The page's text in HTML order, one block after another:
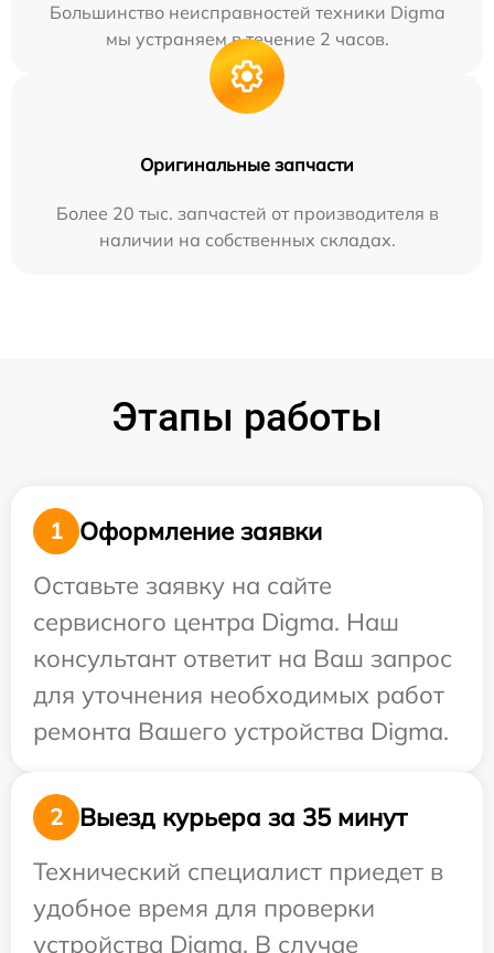
Большинство неисправностей техники Digma
мы устраняем в течение 2 часов.
Оригинальные запчасти
Более 20 тыс. запчастей от производителя в
наличии на собственных складах.
Этапы работы
1
Оформление заявки
Оставьте заявку на сайте
сервисного центра Digma. Наш
консультант ответит на Ваш запрос
для уточнения необходимых работ
ремонта Вашего устройства Digma.
2
Выезд курьера за 35 минут
Технический специалист приедет в
удобное время для проверки
устройства Digma. В случае